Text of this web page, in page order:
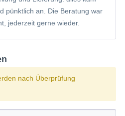
pünktlich an. Die Beratung war
jederzeit gerne wieder.
nach Überprüfung